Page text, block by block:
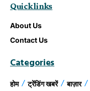
Quick links
About Us
Contact Us
Categories
होम ट्रेंडिंग खबरें बाज़ार